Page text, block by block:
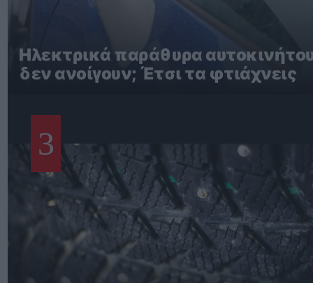
Ηλεκτρικά παράθυρα
δεν ανοίγουν; Έτσι τα φτιάχνεις
3